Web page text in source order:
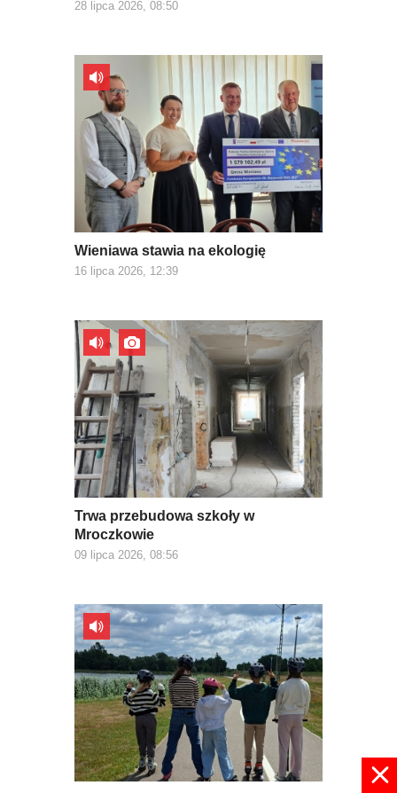
28 lipca 2026, 08:50
Wieniawa stawia na ekologię
16 lipca 2026, 12:39
Trwa przebudowa szkoły w
Mroczkowie
09 lipca 2026, 08:56